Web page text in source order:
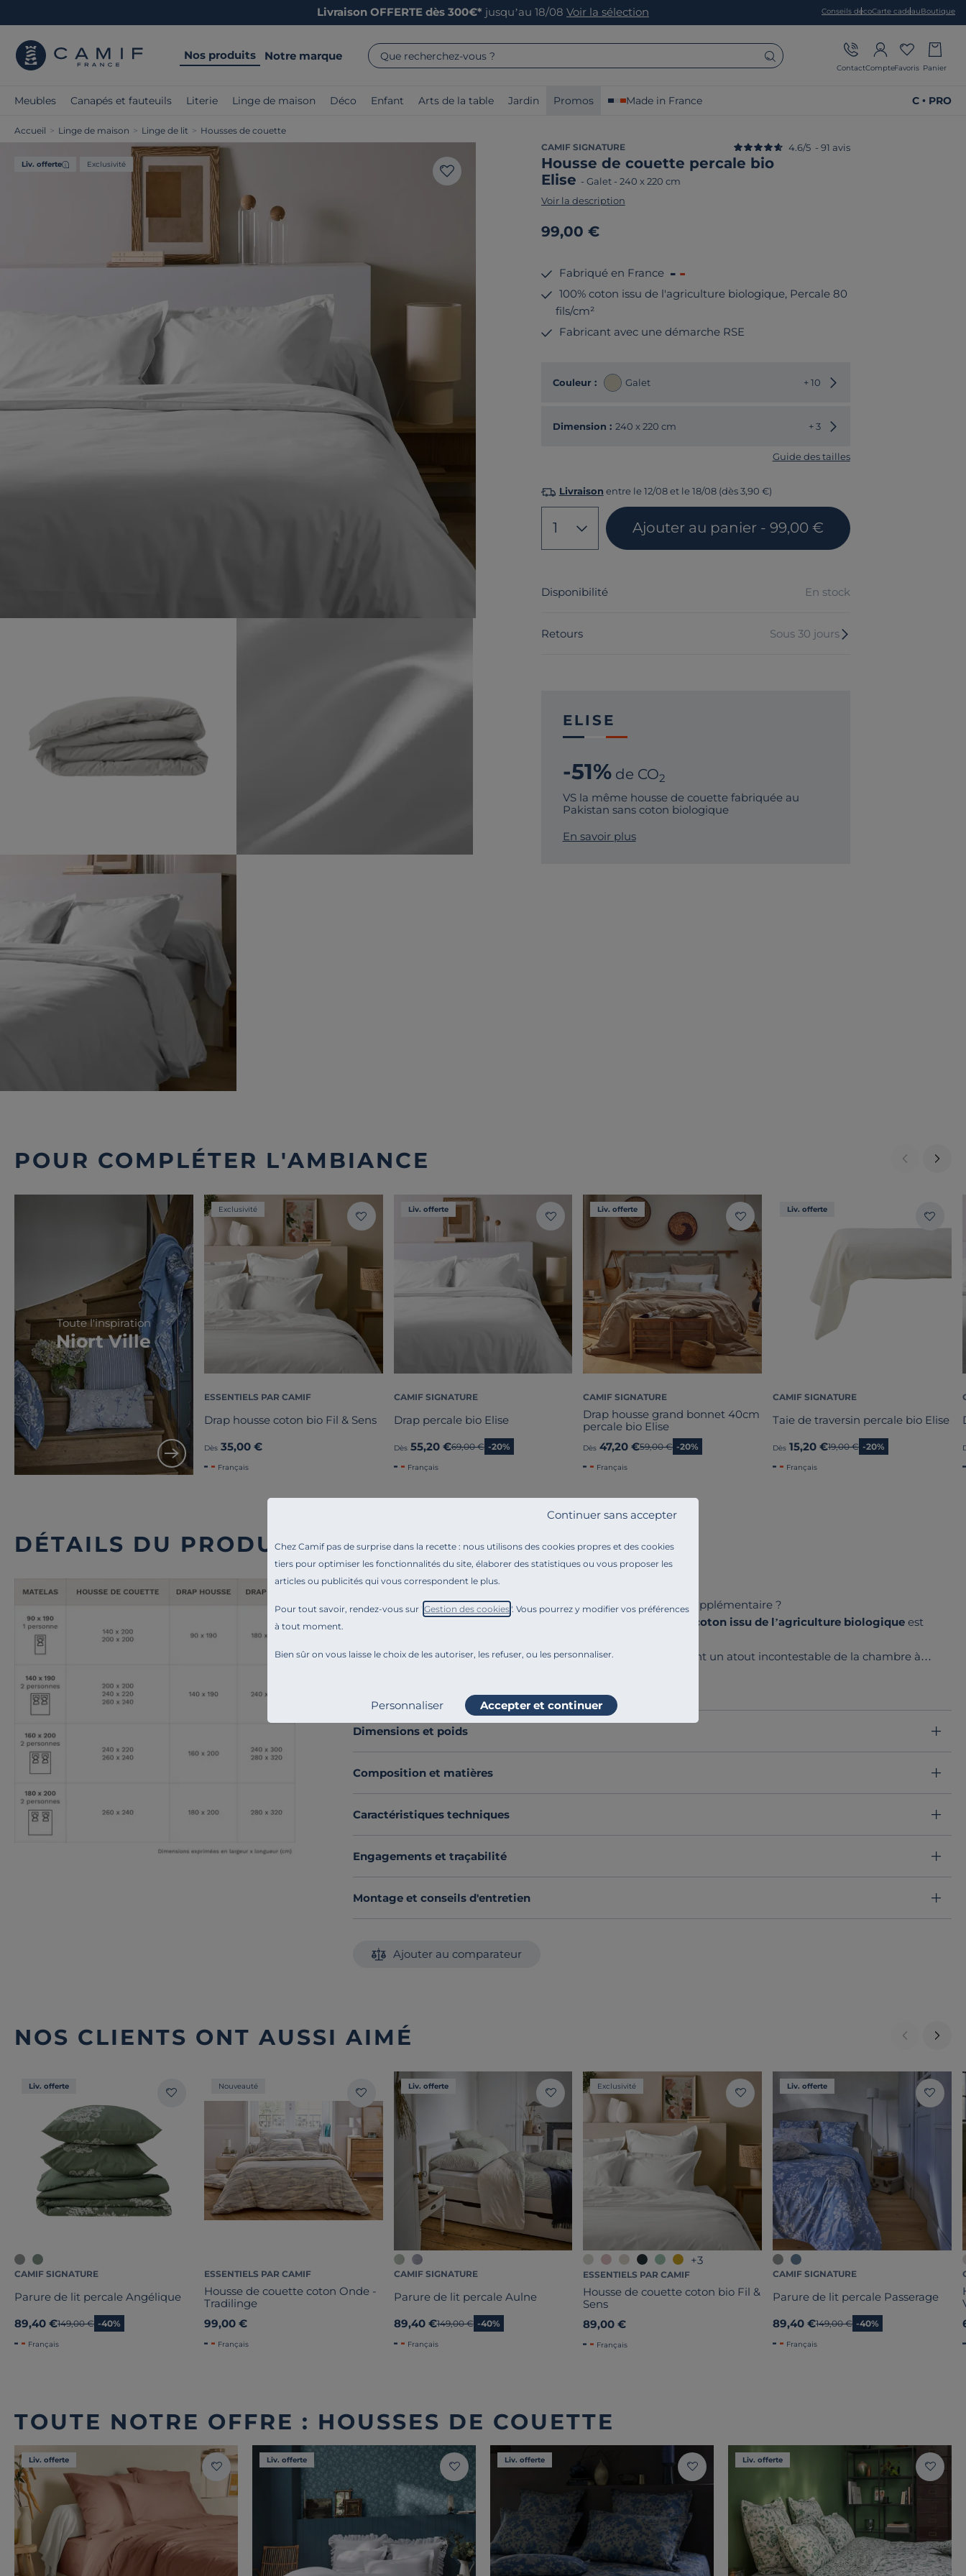
Chez Camif pas de surprise dans la recette : nous utilisons des cookies propres et des cookies
tiers pour optimiser les fonctionnalités du site, élaborer des statistiques ou vous proposer les
articles ou publicités qui vous correspondent le plus.
Pour tout savoir, rendez-vous sur " Gestion des cookies". Vous pourrez y modifier vos préférences
à tout moment.
Bien sûr on vous laisse le choix de les autoriser, les refuser, ou les personnaliser.
Continuer sans accepter
Personnaliser Accepter et continuer
Livraison OFFERTE dès 300€* jusqu’au 18/08 Voir la sélection Conseils décoCarte cadeauBoutique
Nos produits Notre marque Que recherchez-vous ?
ContactCompteFavoris Panier
Meubles Canapés et fauteuils Literie Linge de maison Déco Enfant Arts de la table Jardin Promos Made in France C • PRO
Accueil > Linge de maison > Linge de lit > Housses de couette
Liv. offerte Exclusivité
CAMIF SIGNATURE
Housse de couette percale bio
Elise - Galet- 240 x 220 cm
4.6/5 - 91 avis
Voir la description
99,00 €
Fabriqué en France
100% coton issu de l'agriculture biologique, Percale 80
fils/cm²
Fabricant avec une démarche RSE
Couleur : Galet + 10 Choisir une autre couleur
Dimension : 240 x 220 cm + 3 Choisir une autre dimension
Guide des tailles
Livraison entre le 12/08 et le 18/08 (dès 3,90 €)
1 Ajouter au panier - 99,00 €
Disponibilité En stock
Retours Sous 30 jours
ELISE
-51%de CO2
VS la même housse de couette fabriquée au
Pakistan sans coton biologique
En savoir plus
POUR COMPLÉTER L'AMBIANCE
Toute l'inspiration
Niort Ville
Exclusivité
ESSENTIELS PAR CAMIF
Drap housse coton bio Fil & Sens
Dès 35,00 €
Français
Liv. offerte
CAMIF SIGNATURE
Drap percale bio Elise
Dès 55,20 €Ancien prix
69,00 € -20%
Français
Liv. offerte
CAMIF SIGNATURE
Drap housse grand bonnet 40cm
percale bio Elise
Dès 47,20 €Ancien prix
59,00 € -20%
Français
Liv. offerte
CAMIF SIGNATURE
Taie de traversin percale bio Elise
Dès 15,20 €Ancien prix
19,00 € -20%
Français
DÉTAILS DU PRODUIT
Référence : 100336154023
Envie d’offrir à vos nuits une touche d’élégance et de douceur supplémentaire ?
housse de couette Eliseconfectionnée en 100 % percale de coton issu de l’agriculture biologique est
Salarge palette de couleurs délicates et ses dimensions
en font un atout incontestable de la chambre à
Découvrez toute notre sélection : Housses de couette
Dimensions et poids
Composition et matières
Caractéristiques techniques
Engagements et traçabilité
Montage et conseils d'entretien
Ajouter au comparateur
NOS CLIENTS ONT AUSSI AIMÉ
Liv. offerte
CAMIF SIGNATURE
Parure de lit percale Angélique
89,40 €Ancien prix
149,00 € -40%
Français
Nouveauté
ESSENTIELS PAR CAMIF
Housse de couette coton Onde -
Tradilinge
99,00 €
Français
Liv. offerte
CAMIF SIGNATURE
Parure de lit percale Aulne
89,40 €Ancien prix
149,00 € -40%
Français
Exclusivité
+3
ESSENTIELS PAR CAMIF
Housse de couette coton bio Fil &
Sens
89,00 €
Français
Liv. offerte
CAMIF SIGNATURE
Parure de lit percale Passerage
89,40 €Ancien prix
149,00 € -40%
Français
TOUTE NOTRE OFFRE : HOUSSES DE COUETTE
Liv. offerte Liv. offerte Liv. offerte Liv. offerte